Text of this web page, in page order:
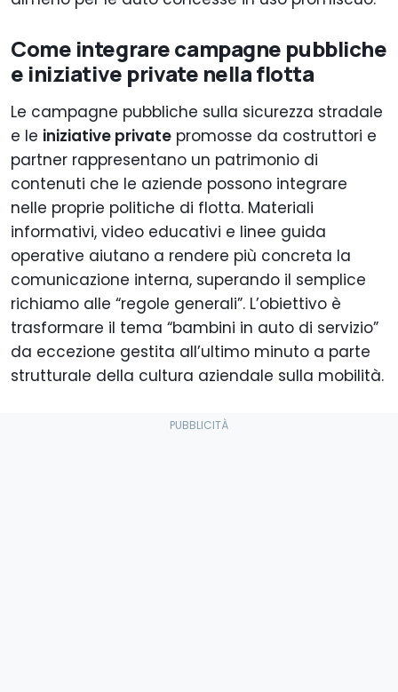
Come integrare campagne pubbliche
e iniziative private nella flotta
Le campagne pubbliche sulla sicurezza stradale
e le iniziative private promosse da costruttori e
partner rappresentano un patrimonio di
contenuti che le aziende possono integrare
nelle proprie politiche di flotta. Materiali
informativi, video educativi e linee guida
operative aiutano a rendere più concreta la
comunicazione interna, superando il semplice
richiamo alle “regole generali”. L’obiettivo è
trasformare il tema “bambini in auto di servizio”
da eccezione gestita all’ultimo minuto a parte
strutturale della cultura aziendale sulla mobilità.